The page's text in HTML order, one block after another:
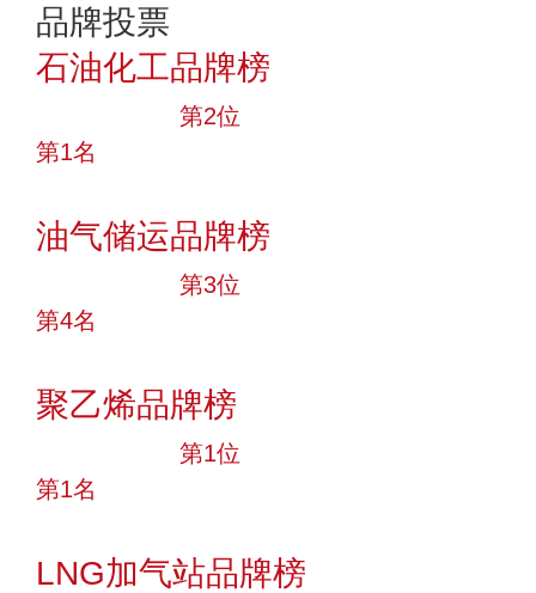
品牌投票
石油化工品牌榜
第2位
第1名
油气储运品牌榜
第3位
第4名
聚乙烯品牌榜
第1位
第1名
LNG加气站品牌榜